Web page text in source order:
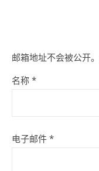
邮箱地址不会被公开。
名称 *
电子邮件 *